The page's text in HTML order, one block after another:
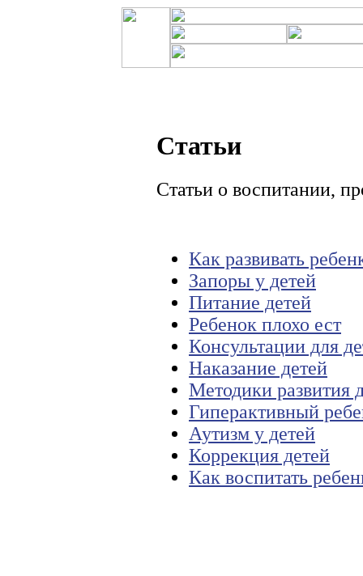
Статьи
Статьи о воспитании,
Как развивать
Запоры у детей
Питание детей
Ребенок плохо ест
Консультации для
Наказание детей
Методики развития
Гиперактивный
Аутизм у детей
Коррекция детей
Как воспитать